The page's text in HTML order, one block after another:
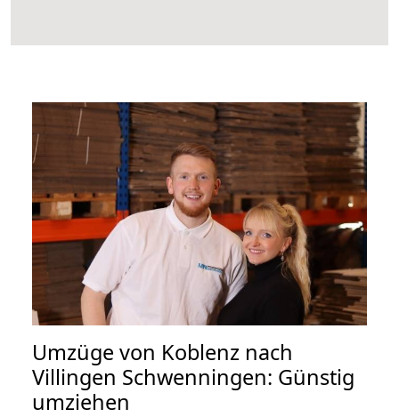
Umzüge von Koblenz nach
Villingen Schwenningen: Günstig
umziehen